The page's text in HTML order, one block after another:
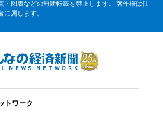
・図表などの無断転載を禁止します。 著作権は仙
属します。
トワーク